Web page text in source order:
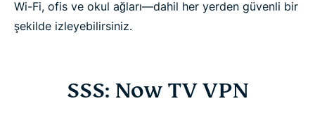
Wi-Fi, ofis ve okul ağları—dahil her yerden güvenli bir
şekilde izleyebilirsiniz.
SSS: Now TV VPN